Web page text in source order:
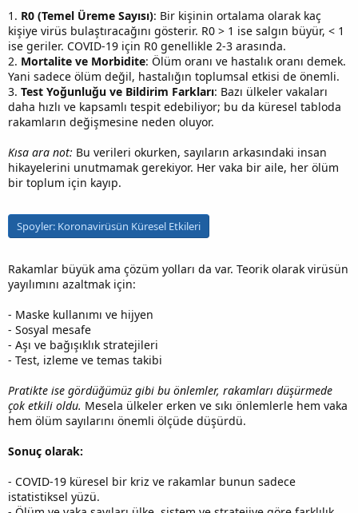
1. R0 (Temel Üreme Sayısı): Bir kişinin ortalama olarak kaç
kişiye virüs bulaştıracağını gösterir. R0 > 1 ise salgın büyür, < 1
ise geriler. COVID-19 için R0 genellikle 2-3 arasında.
2. Mortalite ve Morbidite: Ölüm oranı ve hastalık oranı demek.
Yani sadece ölüm değil, hastalığın toplumsal etkisi de önemli.
3. Test Yoğunluğu ve Bildirim Farkları: Bazı ülkeler vakaları
daha hızlı ve kapsamlı tespit edebiliyor; bu da küresel tabloda
rakamların değişmesine neden oluyor.
Kısa ara not: Bu verileri okurken, sayıların arkasındaki insan
hikayelerini unutmamak gerekiyor. Her vaka bir aile, her ölüm
bir toplum için kayıp.
Spoyler: Koronavirüsün Küresel Etkileri
Rakamlar büyük ama çözüm yolları da var. Teorik olarak virüsün
yayılımını azaltmak için:
- Maske kullanımı ve hijyen
- Sosyal mesafe
- Aşı ve bağışıklık stratejileri
- Test, izleme ve temas takibi
Pratikte ise gördüğümüz gibi bu önlemler, rakamları düşürmede
çok etkili oldu. Mesela ülkeler erken ve sıkı önlemlerle hem vaka
hem ölüm sayılarını önemli ölçüde düşürdü.
Sonuç olarak:
- COVID-19 küresel bir kriz ve rakamlar bunun sadece
istatistiksel yüzü.